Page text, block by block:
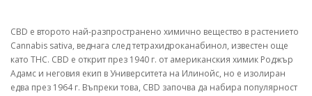
CBD е второто най-разпространено химично вещество в растението
Cannabis sativa, веднага след тетрахидроканабинол, известен още
като THC. CBD е открит през 1940 г. от американския химик Роджър
Адамс и неговия екип в Университета на Илинойс, но е изолиран
едва през 1964 г. Въпреки това, CBD започва да набира популярност